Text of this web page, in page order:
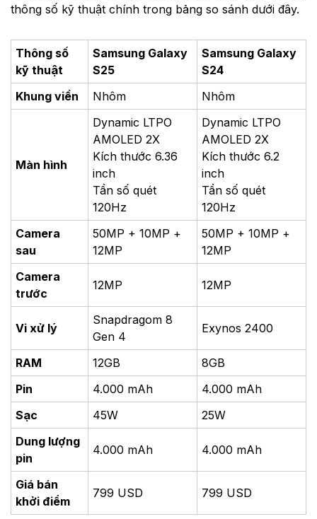
thông số kỹ thuật chính trong bảng so sánh dưới đây.
Thông số
kỹ thuật
Samsung Galaxy
S25
Samsung Galaxy
S24
Khung viền
Nhôm Nhôm
Màn hình
Dynamic LTPO
AMOLED 2X
Kích thước 6.36
inch
Tần số quét
120Hz
Dynamic LTPO
AMOLED 2X
Kích thước 6.2
inch
Tần số quét
120Hz
Camera
sau
50MP + 10MP +
12MP
50MP + 10MP +
12MP
Camera
trước
12MP 12MP
Vi xử lý
Snapdragom 8
Gen 4
Exynos 2400
RAM 12GB
8GB
Pin
4.000 mAh
4.000 mAh
Sạc
45W
25W
Dung lượng
pin
4.000 mAh 4.000 mAh
Giá bán
khởi điểm
799 USD 799 USD